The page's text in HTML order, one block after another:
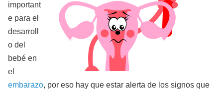
important
e para el
desarroll
o del
bebé en
el
embarazo, por eso hay que estar alerta de los signos que